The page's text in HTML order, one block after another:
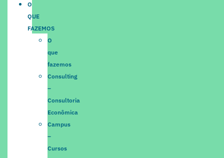
O
QUE
FAZEMOS
O
que
fazemos
Consulting
–
Consultoria
Econômica
Campus
–
Cursos